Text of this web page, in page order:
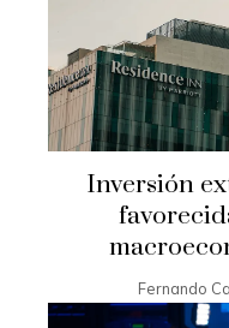
Inversión
Fernando